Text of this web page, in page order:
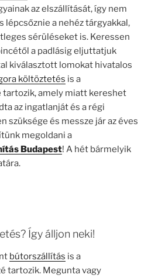
az elszállítását, így nem
lépcsőznie a nehéz tárgyakkal,
sérüléseket is. Keressen
a padlásig eljuttatjuk
kiválasztott lomokat hivatalos
költöztetés is a
tartozik, amely miatt kereshet
az ingatlanját és a régi
szüksége és messze jár az éves
megoldani a
Budapest! A hét bármelyik
Így álljon neki!
bútorszállítás is a
tartozik. Megunta vagy